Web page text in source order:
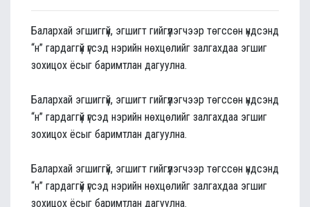
Балархай эгшиггүй, эгшигт гийгүүлэгчээр төгссөн үндсэнд
“н” гардаггүй үгсэд нэрийн нөхцөлийг залгахдаа эгшиг
зохицох ёсыг баримтлан дагуулна.
Балархай эгшиггүй, эгшигт гийгүүлэгчээр төгссөн үндсэнд
“н” гардаггүй үгсэд нэрийн нөхцөлийг залгахдаа эгшиг
зохицох ёсыг баримтлан дагуулна.
Балархай эгшиггүй, эгшигт гийгүүлэгчээр төгссөн үндсэнд
“н” гардаггүй үгсэд нэрийн нөхцөлийг залгахдаа эгшиг
зохицох ёсыг баримтлан дагуулна.